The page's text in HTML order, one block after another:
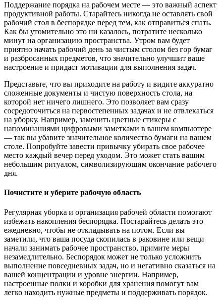
Поддержание порядка на рабочем месте — это важный аспект
продуктивной работы. Старайтесь никогда не оставлять свой
рабочий стол в беспорядке перед тем, как отправиться спать.
Как бы утомительно это ни казалось, потратите несколько
минут на организацию пространства. Утром вам будет
приятно начать рабочий день за чистым столом без гор бумаг
и разбросанных предметов, что значительно улучшит ваше
настроение и придаст мотивации для выполнения задач.
Представьте, что вы приходите на работу и видите аккуратно
сложенные документы и чистую поверхность стола, на
которой нет ничего лишнего. Это позволяет вам сразу
сосредоточиться на первостепенных задачах и не отвлекаться
на уборку. Например, заменить цветные стикеры с
напоминаниями цифровыми заметками в вашем компьютере
— так вы убавите значительное количество бумаги на вашем
столе. Попробуйте завести привычку убирать свое рабочее
место каждый вечер перед уходом. Это может стать вашим
небольшим ритуалом, символизирующим окончание рабочего
дня.
Почистите и уберите рабочую область
Регулярная уборка и организация рабочей области помогают
избежать накопления беспорядка. Постарайтесь делать это
ежедневно, чтобы не откладывать на потом. Если вы
заметили, что ваша посуда скопилась в раковине или вещи
начали занимать рабочее пространство, примите меры
незамедлительно. Беспорядок может не только усложнить
выполнение повседневных задач, но и негативно сказаться на
вашей концентрации и уровне энергии. Например,
настроенные полки и коробки для хранения помогут вам
легко находить нужные предметы и поддерживать порядок.